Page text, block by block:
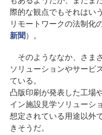
際的な観点でもそれはい
リモートワークの法制化
新聞 ）。
そのようななか、さま
ソリューションやサービ
ている。
凸版印刷が発表した工場
イン施設見学ソリューシ
想定されている用途以外
きそうだ。